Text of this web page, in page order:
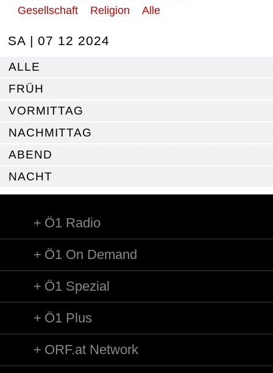
Gesellschaft
Religion Alle
SA | 07 12 2024
ALLE
FRÜH
VORMITTAG
NACHMITTAG
ABEND
NACHT
Ö1 Radio
Ö1 On Demand
Ö1 Spezial
Ö1 Plus
ORF.at Network